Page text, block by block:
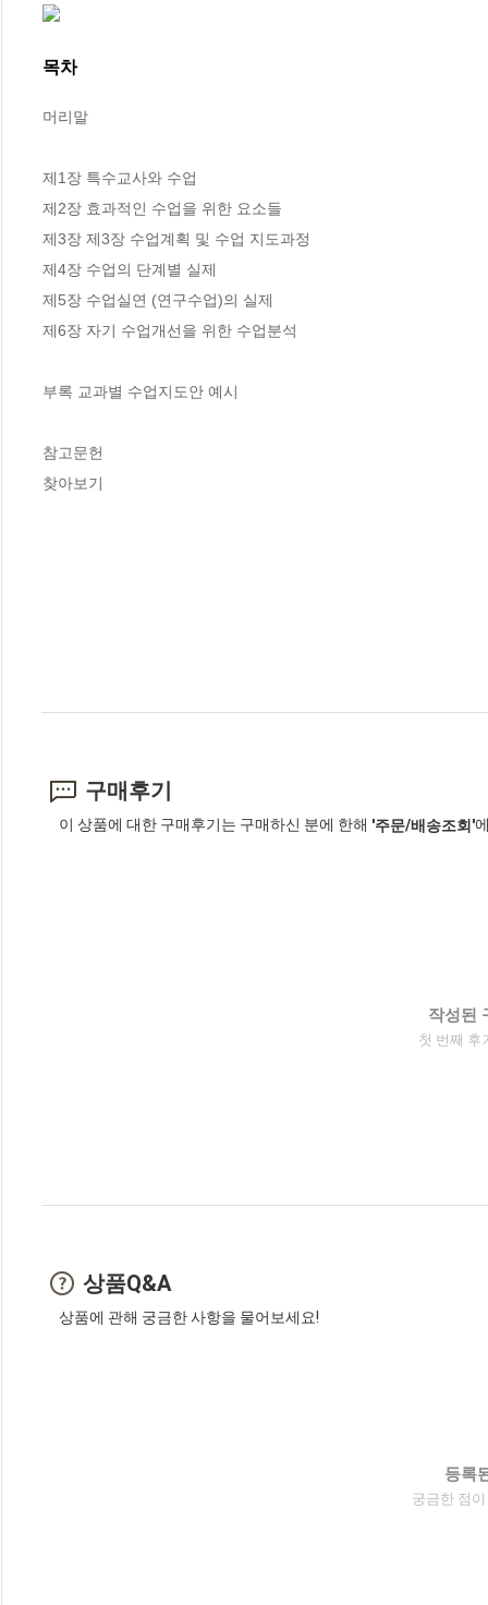
목차
머리말
제1장 특수교사와 수업
제2장 효과적인 수업을 위한 요소들
제3장 제3장 수업계획 및 수업 지도과정
제4장 수업의 단계별 실제
제5장 수업실연 (연구수업)의 실제
제6장 자기 수업개선을 위한 수업분석
부록 교과별 수업지도안 예시
참고문헌
찾아보기
구매후기
이 상품에 대한 구매후기는 구매하신 분에 한해 '주문/배송조회'
작성된
첫 번째 후
상품Q&A
상품에 관해 궁금한 사항을 물어보세요!
등록
궁금한 점